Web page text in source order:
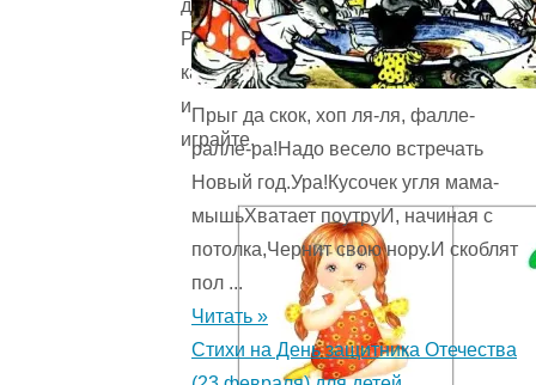
детей.
Распечатайте
карточки
и
играйте.
Прыг да скок, хоп ля-ля, фалле-
ралле-ра!Надо весело встречать
Новый год.Ура!Кусочек угля мама-
мышьХватает поутруИ, начиная с
потолка,Чернит свою нору.И скоблят
пол ...
Читать »
Стихи на День защитника Отечества